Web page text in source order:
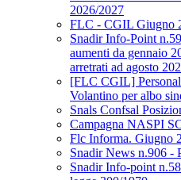
2026/2027
FLC - CGIL Giugno
Snadir Info-Point
aumenti da gennaio
arretrati ad agosto
[FLC CGIL]
Volantino per albo
Snals Confsal
Campagna NASPI
Flc Informa. Giugno
Snadir News n.906 -
Snadir Info-point